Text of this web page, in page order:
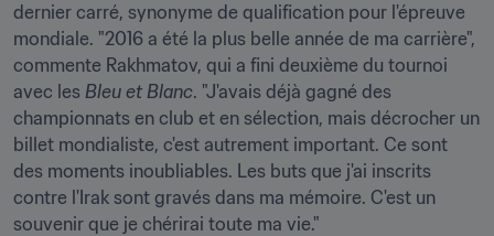
dernier carré, synonyme de qualification pour l'épreuve
mondiale. "2016 a été la plus belle année de ma carrière",
commente Rakhmatov, qui a fini deuxième du tournoi
avec les Bleu et Blanc. "J'avais déjà gagné des
championnats en club et en sélection, mais décrocher un
billet mondialiste, c'est autrement important. Ce sont
des moments inoubliables. Les buts que j'ai inscrits
contre l'Irak sont gravés dans ma mémoire. C'est un
souvenir que je chérirai toute ma vie."